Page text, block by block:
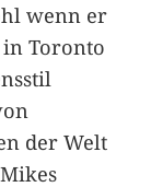
wenn er
Toronto
der Welt